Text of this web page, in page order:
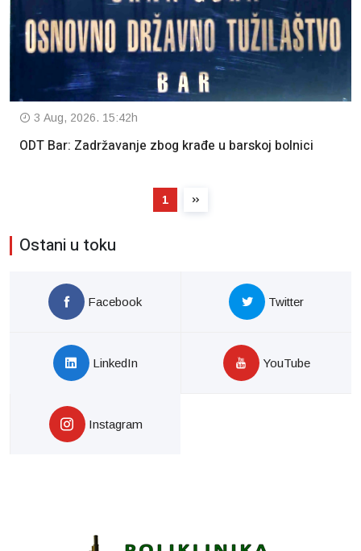
3 Aug, 2026. 15:42h
ODT Bar: Zadržavanje zbog krađe u barskoj bolnici
1
Ostani u toku
Facebook Twitter
LinkedIn YouTube
Instagram